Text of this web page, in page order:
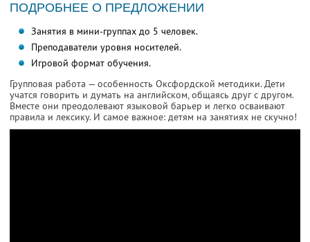
ПОДРОБНЕЕ О ПРЕДЛОЖЕНИИ
Занятия в мини-группах до 5 человек.
Преподаватели уровня носителей.
Игровой формат обучения.
Групповая работа — особенность Оксфордской методики. Дети
учатся говорить и думать на английском, общаясь друг с другом.
Вместе они преодолевают языковой барьер и легко осваивают
правила и лексику. И самое важное: детям на занятиях не скучно!